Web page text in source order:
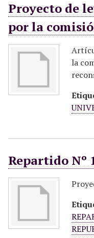
Proyecto de
por la
la
Repartido Nº